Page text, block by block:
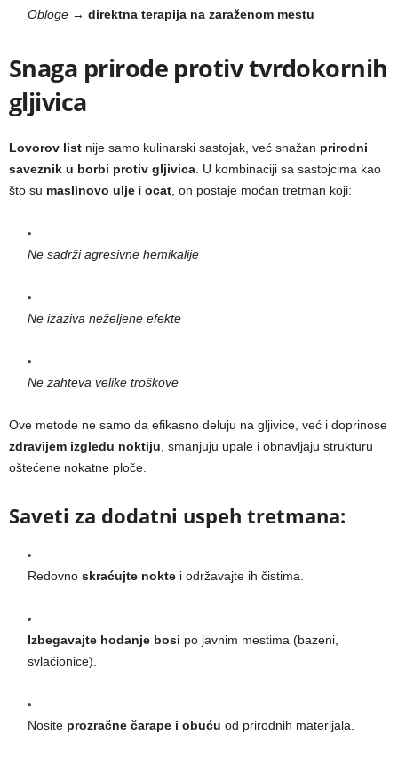
Obloge → direktna terapija na zaraženom mestu
Snaga prirode protiv tvrdokornih
gljivica
Lovorov list nije samo kulinarski sastojak, već snažan prirodni
saveznik u borbi protiv gljivica. U kombinaciji sa sastojcima kao
što su maslinovo ulje i ocat, on postaje moćan tretman koji:
Ne sadrži agresivne hemikalije
Ne izaziva neželjene efekte
Ne zahteva velike troškove
Ove metode ne samo da efikasno deluju na gljivice, već i doprinose
zdravijem izgledu noktiju, smanjuju upale i obnavljaju strukturu
oštećene nokatne ploče.
Saveti za dodatni uspeh tretmana:
Redovno skraćujte nokte i održavajte ih čistima.
Izbegavajte hodanje bosi po javnim mestima (bazeni,
svlačionice).
Nosite prozračne čarape i obuću od prirodnih materijala.